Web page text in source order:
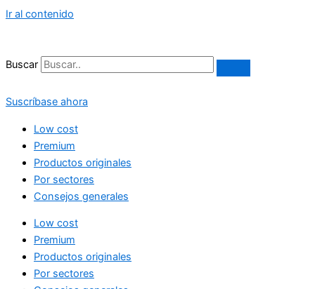
Ir al contenido
Buscar
Suscríbase ahora
Low cost
Premium
Productos originales
Por sectores
Consejos generales
Low cost
Premium
Productos originales
Por sectores